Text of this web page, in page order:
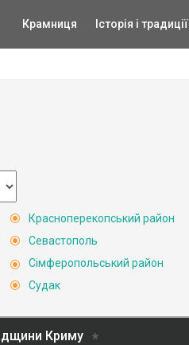
Крамниця Історія і традиції
Красноперекопський район
Севастополь
Сімферопольський район
Судак